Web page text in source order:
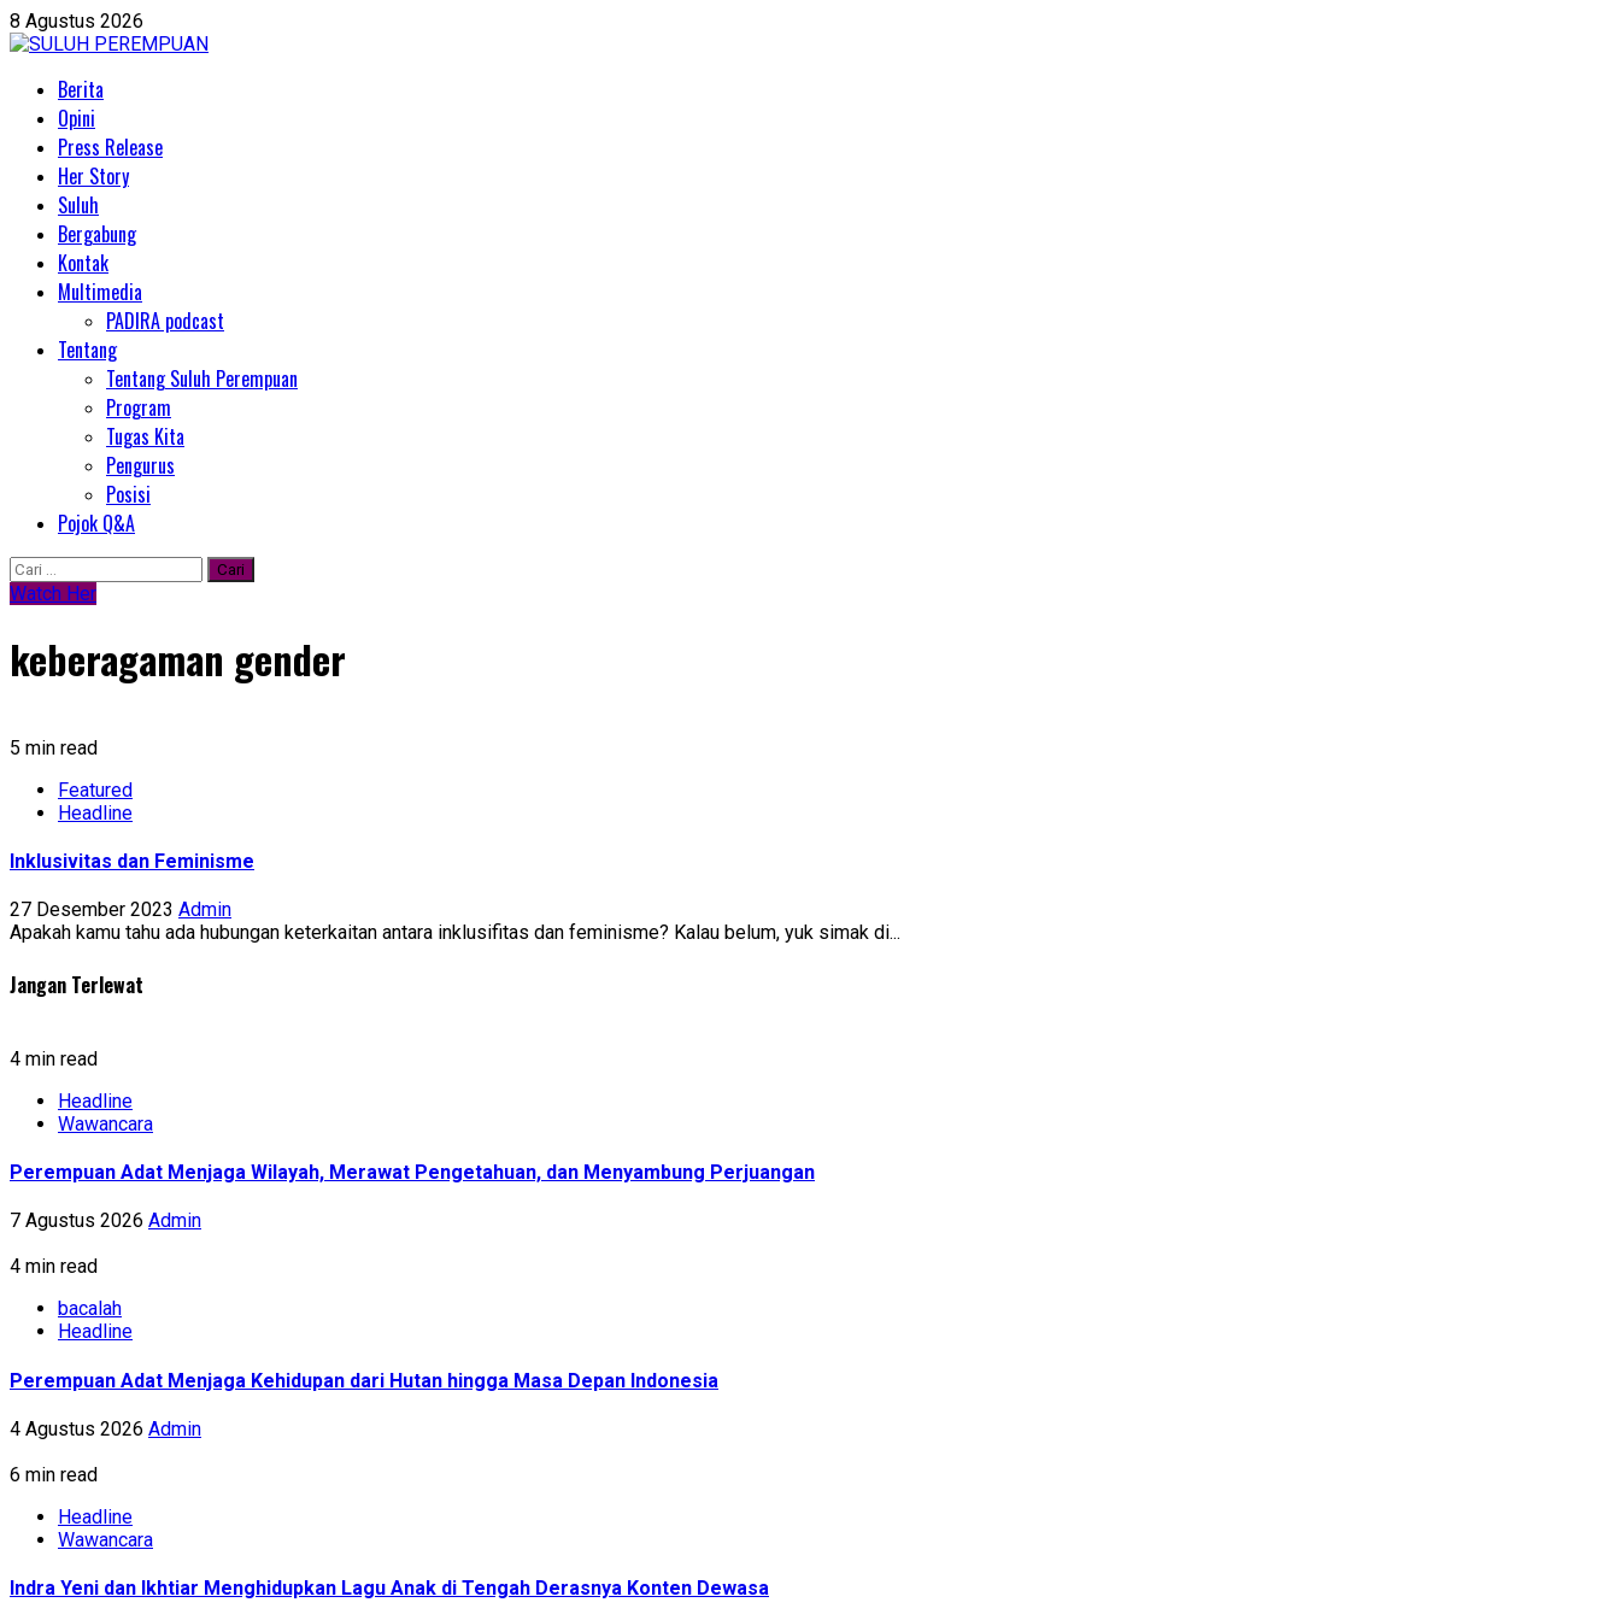
Skip
to
8 Agustus 2026
PrimaryBerita
Opini
Press Release
Her Story
Suluh
Bergabung
Kontak
Multimedia
PADIRA podcast
Tentang
Tentang Suluh Perempuan
Program
Tugas Kita
Pengurus
Posisi
Pojok Q&A
Cari
untuk:
Watch Her
keberagaman gender
5 min read
Featured
Headline
Inklusivitas dan Feminisme
27 Desember 2023 Admin
Apakah kamu tahu ada hubungan keterkaitan antara inklusifitas dan feminisme? Kalau belum, yuk simak di...
Jangan Terlewat
4 min read
Headline
Wawancara
Perempuan Adat Menjaga Wilayah, Merawat Pengetahuan, dan Menyambung Perjuangan
7 Agustus 2026 Admin
4 min read
bacalah
Headline
Perempuan Adat Menjaga Kehidupan dari Hutan hingga Masa Depan Indonesia
4 Agustus 2026 Admin
6 min read
Headline
Wawancara
Indra Yeni dan Ikhtiar Menghidupkan Lagu Anak di Tengah Derasnya Konten Dewasa